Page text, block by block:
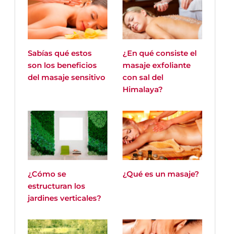
Sabías qué estos
son los beneficios
del masaje sensitivo
¿En qué consiste el
masaje exfoliante
con sal del
Himalaya?
¿Cómo se
estructuran los
jardines verticales?
¿Qué es un masaje?